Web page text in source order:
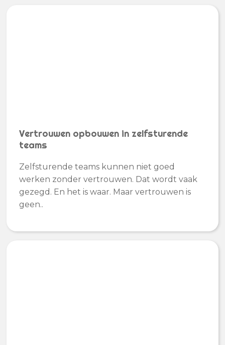
Vertrouwen opbouwen in zelfsturende
teams
Zelfsturende teams kunnen niet goed
werken zonder vertrouwen. Dat wordt vaak
gezegd. En het is waar. Maar vertrouwen is
geen..